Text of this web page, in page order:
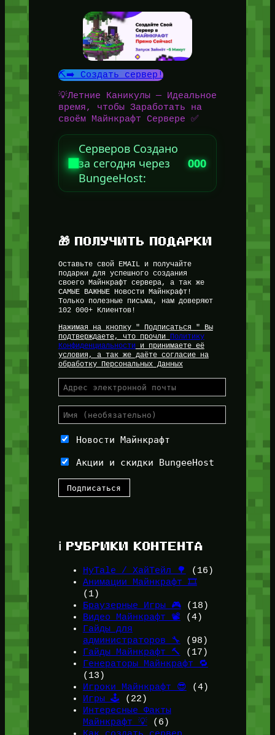
⛏️➡️ Создать сервер!
💡Летние Каникулы — Идеальное
время, чтобы Заработать на
своём Майнкрафт Сервере ✅
Серверов Создано
за сегодня через
BungeeHost:
000
🎁 ПОЛУЧИТЬ ПОДАРКИ
Оставьте свой EMAIL и получайте
подарки для успешного создания
своего Майнкрафт сервера, а так же
САМЫЕ ВАЖНЫЕ Новости Майнкрафт!
Только полезные письма, нам доверяют
102 000+ Клиентов!
Нажимая на кнопку " Подписаться " Вы
подтверждаете, что прочли
Политику
Конфиденциальностии принимаете её
условия, а так же даёте согласие на
обработку Персональных Данных
Новости Майнкрафт
Акции и скидки BungeeHost
ℹ️ РУБРИКИ КОНТЕНТА
HyTale / ХайТейл 🌳
(16)
Анимации Майнкрафт 🎞️
(1)
Браузерные Игры 🎮(18)
Видео Майнкрафт 📽️ (4)
Гайды для
администраторов 🔧
(98)
Гайды Майнкрафт 🔨
(17)
Генераторы Майнкрафт 🔁
(13)
Игроки Майнкрафт 😎 (4)
Игры 🕹️ (22)
Интересные Факты
Майнкрафт 💡(6)